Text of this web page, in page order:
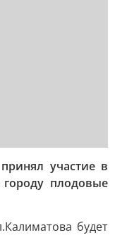
участие в
плодовые
будет